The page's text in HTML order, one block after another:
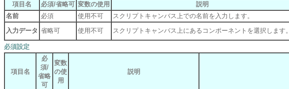
項目名
必須/省略可 変数の使用 説明
名前
必須 使用不可
スクリプトキャンバス上での名前を入力します。
入力データ 省略可 使用不可 スクリプトキャンバス上にあるコンポーネントを選択します。
必須設定
項目名
必
須/
省略
可
変数
の使
用
説明